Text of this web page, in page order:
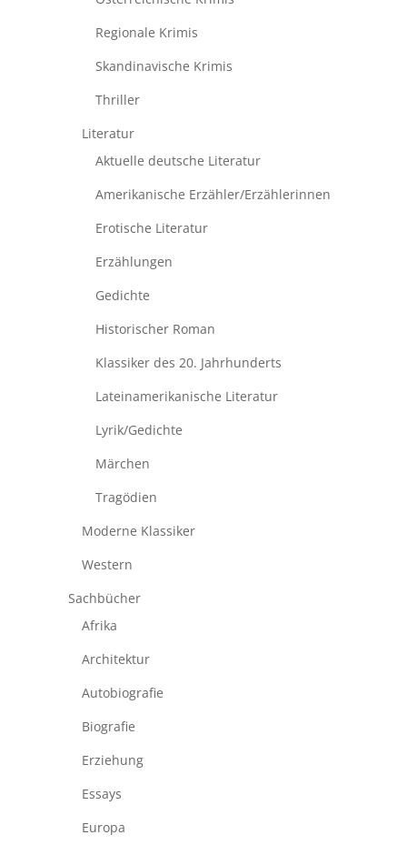
Regionale Krimis
Skandinavische Krimis
Thriller
Literatur
Aktuelle deutsche Literatur
Amerikanische Erzähler/Erzählerinnen
Erotische Literatur
Erzählungen
Gedichte
Historischer Roman
Klassiker des 20. Jahrhunderts
Lateinamerikanische Literatur
Lyrik/Gedichte
Märchen
Tragödien
Moderne Klassiker
Western
Sachbücher
Afrika
Architektur
Autobiografie
Biografie
Erziehung
Essays
Europa